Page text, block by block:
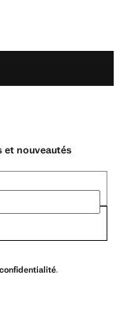
et nouveautés
.